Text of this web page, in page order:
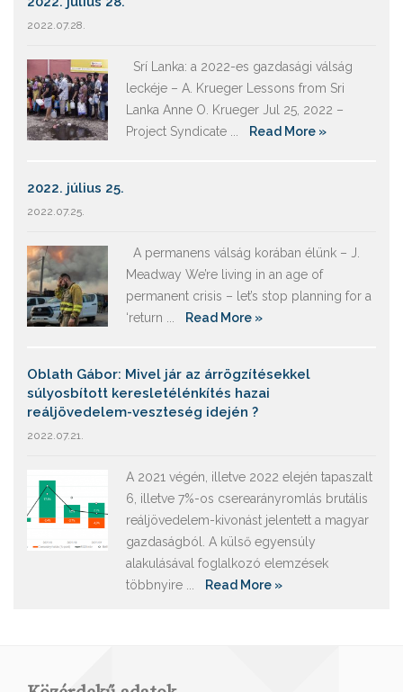
2022.07.28.
Srí Lanka: a 2022-es gazdasági válság
leckéje – A. Krueger Lessons from Sri
Lanka Anne O. Krueger Jul 25, 2022 –
Project Syndicate ...
Read More »
2022. július 25.
2022.07.25.
A permanens válság korában élünk – J.
Meadway We’re living in an age of
permanent crisis – let’s stop planning for a
‘return ...
Read More »
Oblath Gábor: Mivel jár az árrögzítésekkel
súlyosbított keresletélénkítés hazai
reáljövedelem-veszteség idején ?
2022.07.21.
A 2021 végén, illetve 2022 elején tapaszalt
6, illetve 7%-os cserearányromlás brutális
reáljövedelem-kivonást jelentett a magyar
gazdaságból. A külső egyensúly
alakulásával foglalkozó elemzések
többnyire ...
Read More »